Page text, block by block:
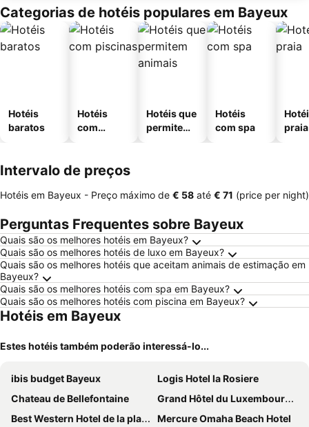
Categorias de hotéis populares em Bayeux
Hotéis
baratos
Hotéis
com
Hotéis que
permitem
Hotéis
com spa
praia
Intervalo de preços
Hotéis em Bayeux - Preço máximo de ‎€ 58 até ‎€ 71 (price per night)
Perguntas Frequentes sobre Bayeux
Quais são os melhores hotéis em Bayeux?
Quais são os melhores hotéis de luxo em Bayeux?
Quais são os melhores hotéis que aceitam animais de estimação em
Bayeux?
Quais são os melhores hotéis com spa em Bayeux?
Quais são os melhores hotéis com piscina em Bayeux?
Hotéis em Bayeux
Estes hotéis também poderão interessá-lo...
ibis budget Bayeux
Logis Hotel la Rosiere
Chateau de Bellefontaine
Grand Hôtel du Luxembourg & Spa
Best Western Hotel de la plage Normandie
Mercure Omaha Beach Hotel